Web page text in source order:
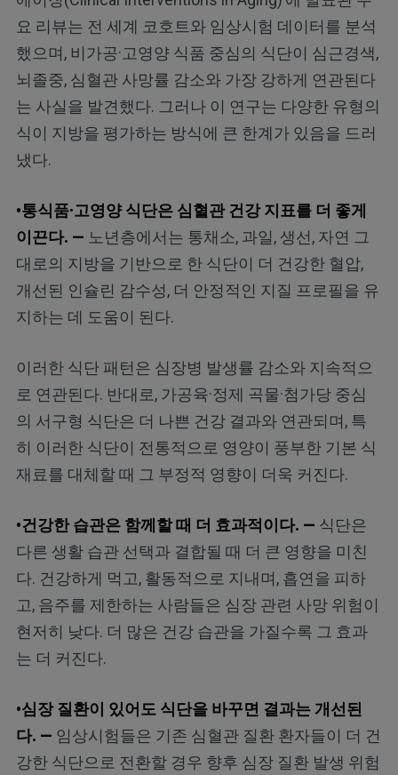
요 리뷰는 전 세계 코호트와 임상시험 데이터를 분석
했으며, 비가공·고영양 식품 중심의 식단이 심근경색,
뇌졸중, 심혈관 사망률 감소와 가장 강하게 연관된다
는 사실을 발견했다. 그러나 이 연구는 다양한 유형의
식이 지방을 평가하는 방식에 큰 한계가 있음을 드러
냈다.
•통식품·고영양 식단은 심혈관 건강 지표를 더 좋게
이끈다. — 노년층에서는 통채소, 과일, 생선, 자연 그
대로의 지방을 기반으로 한 식단이 더 건강한 혈압,
개선된 인슐린 감수성, 더 안정적인 지질 프로필을 유
지하는 데 도움이 된다.
이러한 식단 패턴은 심장병 발생률 감소와 지속적으
로 연관된다. 반대로, 가공육·정제 곡물·첨가당 중심
의 서구형 식단은 더 나쁜 건강 결과와 연관되며, 특
히 이러한 식단이 전통적으로 영양이 풍부한 기본 식
재료를 대체할 때 그 부정적 영향이 더욱 커진다.
•건강한 습관은 함께할 때 더 효과적이다. — 식단은
다른 생활 습관 선택과 결합될 때 더 큰 영향을 미친
다. 건강하게 먹고, 활동적으로 지내며, 흡연을 피하
고, 음주를 제한하는 사람들은 심장 관련 사망 위험이
현저히 낮다. 더 많은 건강 습관을 가질수록 그 효과
는 더 커진다.
•심장 질환이 있어도 식단을 바꾸면 결과는 개선된
다. — 임상시험들은 기존 심혈관 질환 환자들이 더 건
강한 식단으로 전환할 경우 향후 심장 질환 발생 위험